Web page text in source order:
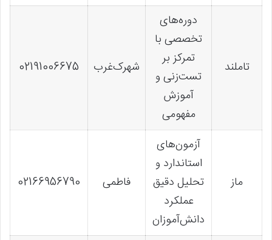
تاملند
دوره‌های
تخصصی با
تمرکز بر
تست‌زنی و
آموزش
مفهومی
شهرک‌غرب 02191006675
ماز
آزمون‌های
استاندارد و
تحلیل دقیق
عملکرد
دانش‌آموزان
فاطمی 02166956790